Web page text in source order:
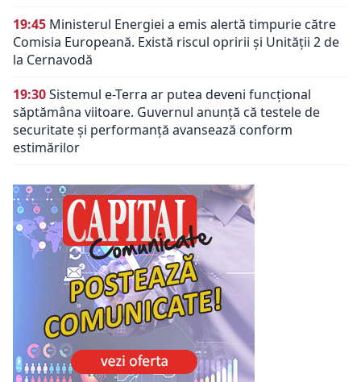
19:45 Ministerul Energiei a emis alertă timpurie către
Comisia Europeană. Există riscul opririi și Unității 2 de
la Cernavodă
19:30Sistemul e-Terra ar putea deveni funcțional
săptămâna viitoare. Guvernul anunță că testele de
securitate și performanță avansează conform
estimărilor